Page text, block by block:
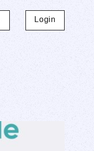
Login